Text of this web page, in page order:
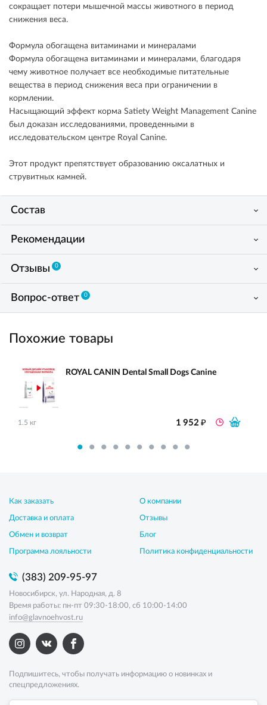
сокращает потери мышечной массы животного в период
снижения веса.
Формула обогащена витаминами и минералами
Формула обогащена витаминами и минералами, благодаря
чему животное получает все необходимые питательные
вещества в период снижения веса при ограничении в
кормлении.
Насыщающий эффект корма Satiety Weight Management Canine
был доказан исследованиями, проведенными в
исследовательском центре Royal Canine.
Этот продукт препятствует образованию оксалатных и
струвитных камней.
Состав
Рекомендации
Отзывы 0
Вопрос-ответ 0
Похожие товары
ROYAL CANIN Dental Small Dogs Canine
1.5 кг 1 952₽
Как заказать
Доставка и оплата
Обмен и возврат
Программа лояльности
О компании
Отзывы
Блог
Политика конфиденциальности
(383) 209-95-97
Новосибирск, ул. Народная, д. 8
Время работы: пн-пт 09:30-18:00, сб 10:00-14:00
info@glavnoehvost.ru
Подпишитесь, чтобы получать информацию о новинках и
спецпредложениях.